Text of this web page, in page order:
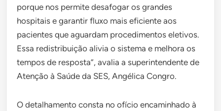
porque nos permite desafogar os grandes
hospitais e garantir fluxo mais eficiente aos
pacientes que aguardam procedimentos eletivos.
Essa redistribuição alivia o sistema e melhora os
tempos de resposta”, avalia a superintendente de
Atenção à Saúde da SES, Angélica Congro.
O detalhamento consta no ofício encaminhado à